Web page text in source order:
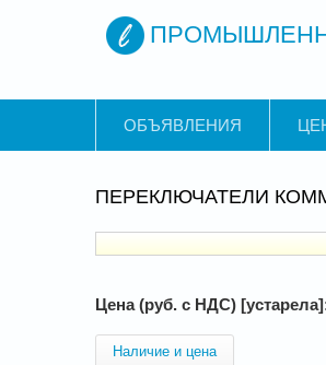
ОБЪЯВЛЕНИЯ
ПЕРЕКЛЮЧАТЕЛИ
Цена (руб. с НДС)
Наличие и цена